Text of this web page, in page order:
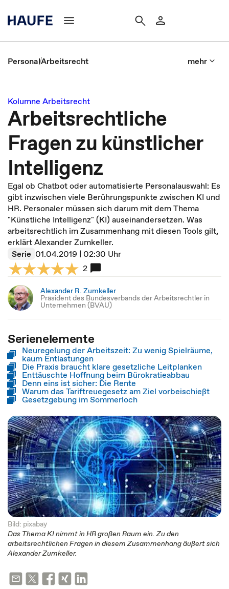
PersonalArbeitsrecht mehr
Kolumne Arbeitsrecht
Arbeitsrechtliche
Fragen zu künstlicher
Intelligenz
Egal ob Chatbot oder automatisierte Personalauswahl: Es
gibt inzwischen viele Berührungspunkte zwischen KI und
HR. Personaler müssen sich darum mit dem Thema
"Künstliche Intelligenz" (KI) auseinandersetzen. Was
arbeitsrechtlich im Zusammenhang mit diesen Tools gilt,
erklärt Alexander Zumkeller.
Serie 01.04.2019 | 02:30 Uhr
2
Alexander R. Zumkeller
Präsident des Bundesverbands der Arbeitsrechtler in
Unternehmen (BVAU)
Serienelemente
Neuregelung der Arbeitszeit: Zu wenig Spielräume,
kaum Entlastungen
Die Praxis braucht klare gesetzliche Leitplanken
Enttäuschte Hoffnung beim Bürokratieabbau
Denn eins ist sicher: Die Rente
Warum das Tariftreuegesetz am Ziel vorbeischießt
Gesetzgebung im Sommerloch
Bild: pixabay
Das Thema KI nimmt in HR großen Raum ein. Zu den
arbeitsrechtlichen Fragen in diesem Zusammenhang äußert sich
Alexander Zumkeller.